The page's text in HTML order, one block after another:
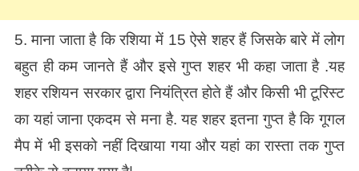
5. माना जाता है कि रशिया में 15 ऐसे शहर हैं जिसके बारे में लोग
बहुत ही कम जानते हैं और इसे गुप्त शहर भी कहा जाता है .यह
शहर रशियन सरकार द्वारा नियंत्रित होते हैं और किसी भी टूरिस्ट
का यहां जाना एकदम से मना है. यह शहर इतना गुप्त है कि गूगल
मैप में भी इसको नहीं दिखाया गया और यहां का रास्ता तक गुप्त